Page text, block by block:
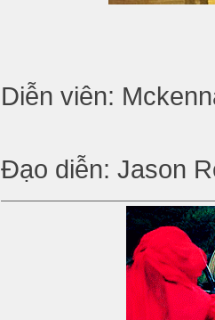
Diễn viên:
Đạo diễn: Jason